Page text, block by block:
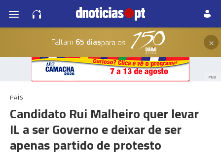
Faltam 65 diaspara os ×
PUB
PAÍS
Candidato Rui Malheiro quer levar
IL a ser Governo e deixar de ser
apenas partido de protesto